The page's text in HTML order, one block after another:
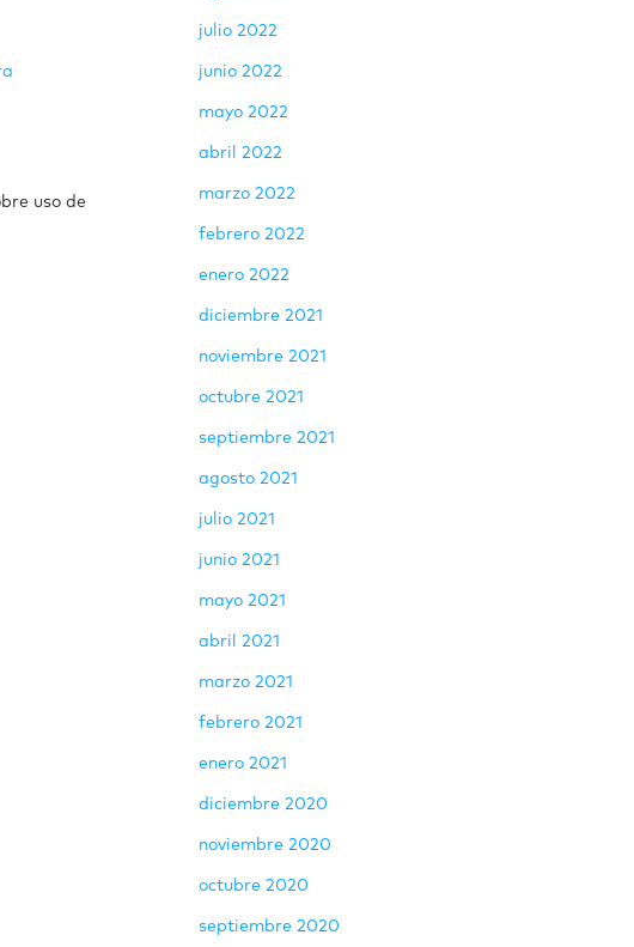
uso de
julio 2022
junio 2022
mayo 2022
abril 2022
marzo 2022
febrero 2022
enero 2022
diciembre 2021
noviembre 2021
octubre 2021
septiembre 2021
agosto 2021
julio 2021
junio 2021
mayo 2021
abril 2021
marzo 2021
febrero 2021
enero 2021
diciembre 2020
noviembre 2020
octubre 2020
septiembre 2020